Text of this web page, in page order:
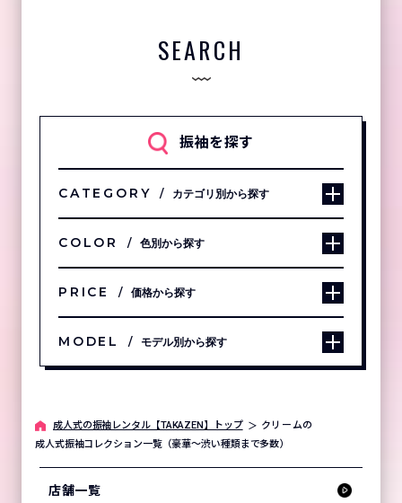
SEARCH
振袖を探す
CATEGORY カテゴリ別から探す
COLOR 色別から探す
PRICE 価格から探す
MODEL モデル別から探す
成⼈式の振袖レンタル【TAKAZEN】トップ
クリームの
成人式振袖コレクション一覧（豪華～渋い種類まで多数）
店舗一覧